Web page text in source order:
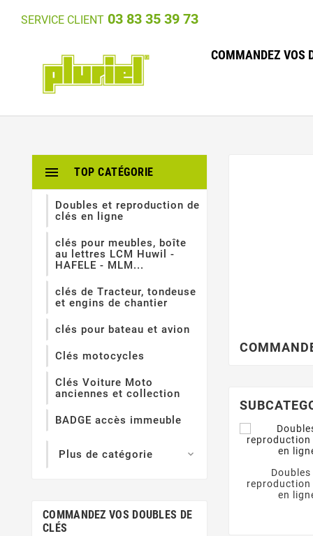
SERVICE CLIENT 03 83 35 39 73
COMMANDEZ VOS
TOP CATÉGORIE

Doubles et reproduction de
clés en ligne
clés pour meubles, boîte
au lettres LCM Huwil -
HAFELE - MLM...
clés de Tracteur, tondeuse
et engins de chantier
clés pour bateau et avion
Clés motocycles
Clés Voiture Moto
anciennes et collection
BADGE accès immeuble
Plus de catégorie 
COMMANDEZ VOS DOUBLES DE
CLÉS
reproduction
en